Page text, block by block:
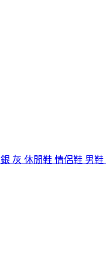
灰 休閒鞋 情侶鞋 男